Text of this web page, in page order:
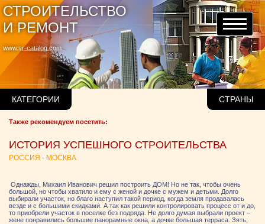
www.sr-catalog.com
СТРОИТЕЛЬСТВО
И РЕМОНТ
КАТЕГОРИИ СТРАНЫ
Также рекомендуем посетить:
ИСТОРИЯ УСПЕШНОГО СТРОИТЕЛЬСТВА
РОССИЯ - МОСКВА
Однажды, Михаил Иванович решил построить ДОМ! Но не так, чтобы очень
большой, но чтобы хватило и ему с женой и дочке с мужем и детьми. Долго
выбирали участок, но благо наступил такой период, когда земля продавалась
везде и с большими скидками. А так как решили контролировать процесс от и до,
то приобрели участок в поселке без подряда. Не долго думая выбрали проект –
жене понравились большие панорамные окна, а дочке большая терраса. Зять,